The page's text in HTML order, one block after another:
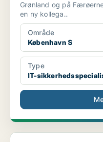
Grønland og på
en ny kollega..
Område
København S
Type
IT-
Human Skills søger IT/OT &